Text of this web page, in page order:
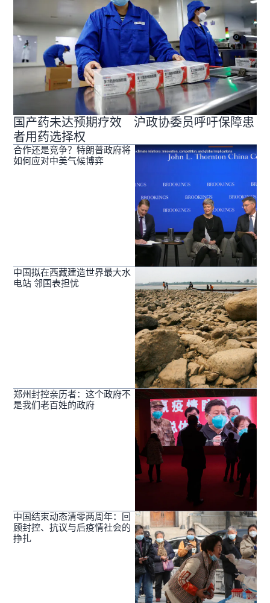
国产药未达预期疗效 沪政协委员呼吁保障患
者用药选择权
合作还是竞争？特朗普政府将
如何应对中美气候博弈
中国拟在西藏建造世界最大水
电站 邻国表担忧
郑州封控亲历者：这个政府不
是我们老百姓的政府
中国结束动态清零两周年：回
顾封控、抗议与后疫情社会的
挣扎